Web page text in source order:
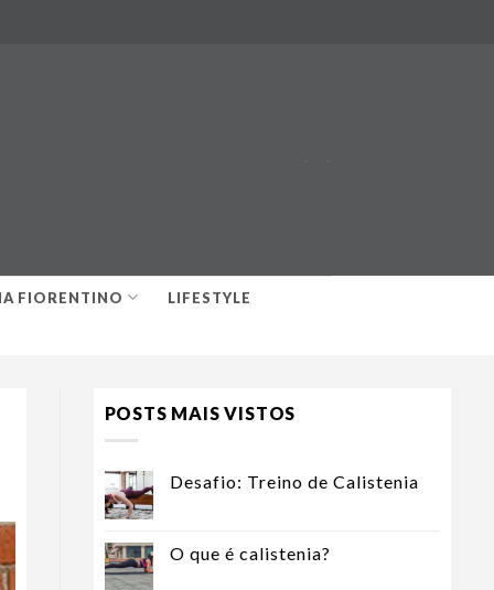
FIORENTINO LIFESTYLE
POSTS MAIS VISTOS
Desafio: Treino de Calistenia
O que é calistenia?